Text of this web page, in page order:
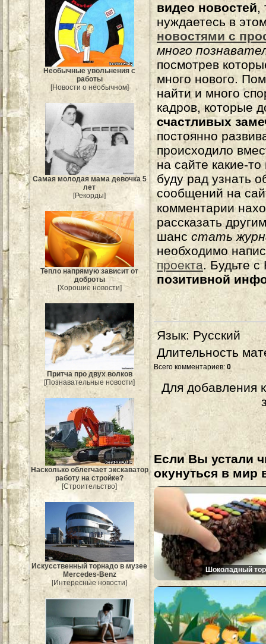
Необычные увольнения с
работы
[Новости о необычном]
Самая молодая мама девочка 5
лет
[Рекорды]
Тепло напрямую зависит от
доброты
[Хорошие новости]
Притча про двух волков
[Познавательные новости]
Насколько облегчает экскаватор
работу на стройке?
[Строительство]
Искусственный торнадо в музее
Mercedes-Benz
[Интересные новости]
видео новостей,
нуждаетесь в
новостями с
много
посмотрев
много нового.
найти и много
кадров, которые
счастливых
постоянно
происходило
на сайте какие-
буду рад узнать
сообщений на
комментарии
рассказать
шанс стать
необходимо
проекта. Будьте
позитивной
Язык: Русский
Длительность
Всего комментариев: 0
Для добавления
Если Вы устали
окунуться в мир
Шоколадный